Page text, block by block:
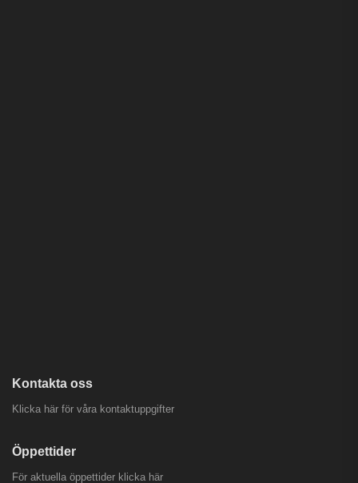
Kontakta oss
Klicka här för våra kontaktuppgifter
Öppettider
För aktuella öppettider klicka här